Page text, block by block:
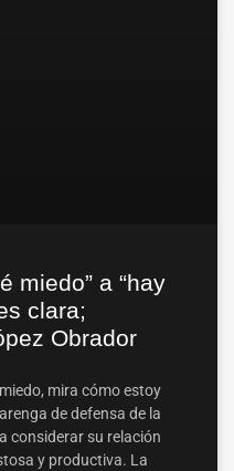
miedo” a “hay
clara;
Obrador
mira cómo estoy
de defensa de la
considerar su relación
y productiva. La